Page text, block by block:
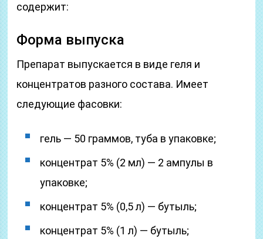
содержит:
Форма выпуска
Препарат выпускается в виде геля и
концентратов разного состава. Имеет
следующие фасовки:
гель — 50 граммов, туба в упаковке;
концентрат 5% (2 мл) — 2 ампулы в
упаковке;
концентрат 5% (0,5 л) — бутыль;
концентрат 5% (1 л) — бутыль;